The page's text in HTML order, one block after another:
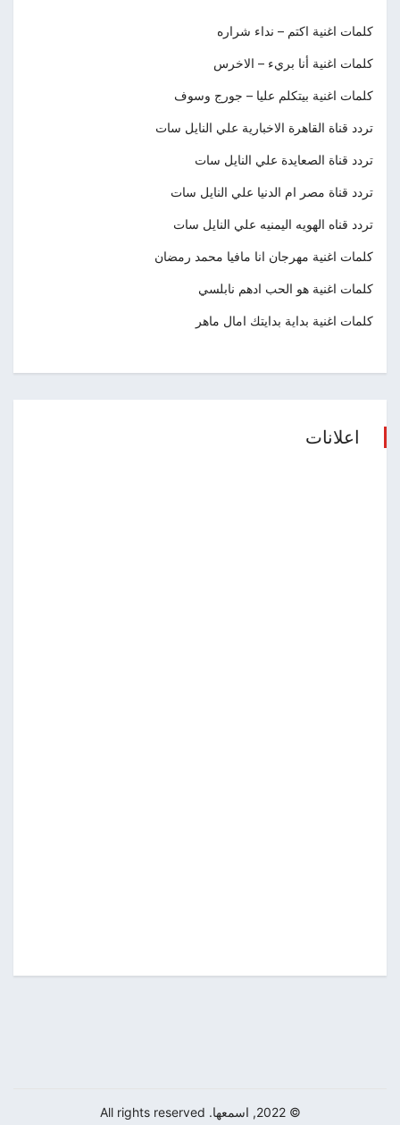
كلمات اغنية اكتم – نداء شراره
كلمات اغنية أنا بريء – الاخرس
كلمات اغنية بيتكلم عليا – جورج وسوف
تردد قناة القاهرة الاخبارية علي النايل سات
تردد قناة الصعايدة علي النايل سات
تردد قناة مصر ام الدنيا علي النايل سات
تردد قناه الهويه اليمنيه علي النايل سات
كلمات اغنية مهرجان انا مافيا محمد رمضان
كلمات اغنية هو الحب ادهم نابلسي
كلمات اغنية بداية بدايتك امال ماهر
اعلانات
© 2022, اسمعها. All rights reserved